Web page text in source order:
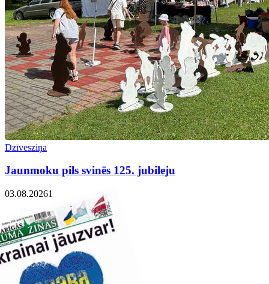
Dzīvesziņa
Jaunmoku pils svinēs 125. jubileju
03.08.20261